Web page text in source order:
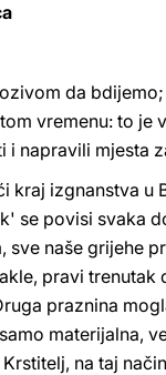
da
vremenu: to
napravili mjesta
kraj izgnanstva
se povisi svaka
sve naše grijehe
pravi
praznina
materijalna,
na taj